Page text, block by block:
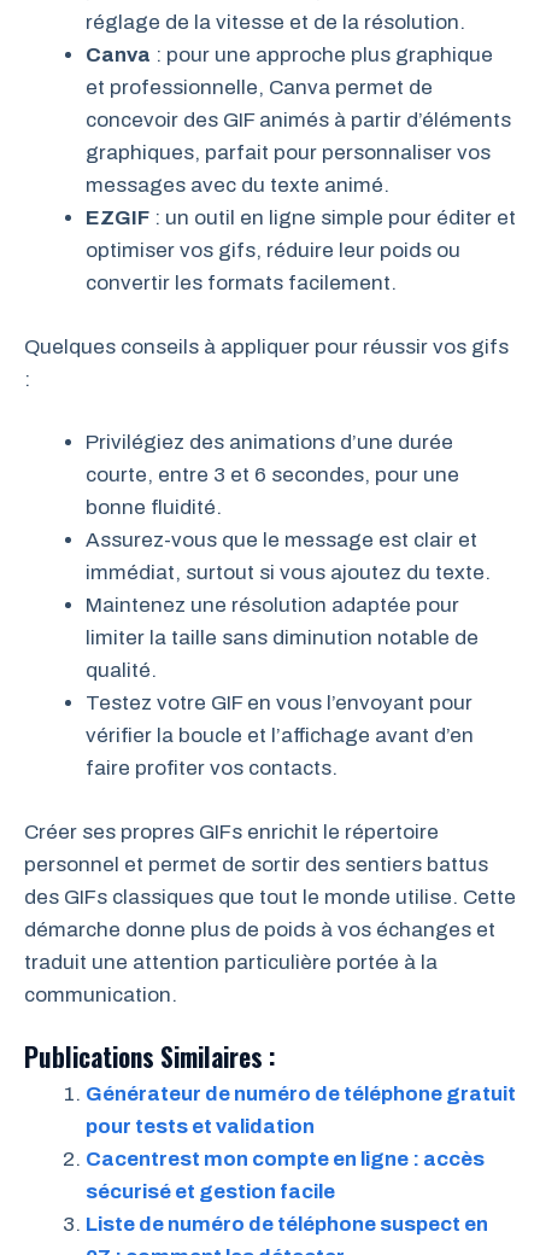
réglage de la vitesse et de la résolution.
Canva : pour une approche plus graphique
et professionnelle, Canva permet de
concevoir des GIF animés à partir d’éléments
graphiques, parfait pour personnaliser vos
messages avec du texte animé.
EZGIF : un outil en ligne simple pour éditer et
optimiser vos gifs, réduire leur poids ou
convertir les formats facilement.
Quelques conseils à appliquer pour réussir vos gifs
:
Privilégiez des animations d’une durée
courte, entre 3 et 6 secondes, pour une
bonne fluidité.
Assurez-vous que le message est clair et
immédiat, surtout si vous ajoutez du texte.
Maintenez une résolution adaptée pour
limiter la taille sans diminution notable de
qualité.
Testez votre GIF en vous l’envoyant pour
vérifier la boucle et l’affichage avant d’en
faire profiter vos contacts.
Créer ses propres GIFs enrichit le répertoire
personnel et permet de sortir des sentiers battus
des GIFs classiques que tout le monde utilise. Cette
démarche donne plus de poids à vos échanges et
traduit une attention particulière portée à la
communication.
Publications Similaires :
Générateur de numéro de téléphone gratuit
pour tests et validation
Cacentrest mon compte en ligne : accès
sécurisé et gestion facile
Liste de numéro de téléphone suspect en